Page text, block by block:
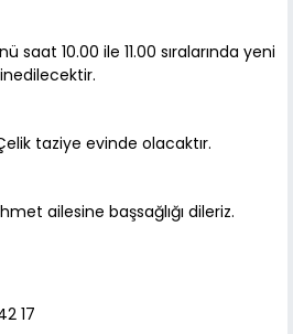
saat 10.00 ile 11.00 sıralarında yeni
taziye evinde olacaktır.
ailesine başsağlığı dileriz.
17